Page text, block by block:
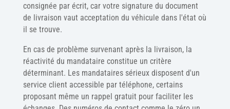
consignée par écrit, car votre signature du document
de livraison vaut acceptation du véhicule dans l'état où
il se trouve.
En cas de problème survenant après la livraison, la
réactivité du mandataire constitue un critère
déterminant. Les mandataires sérieux disposent d'un
service client accessible par téléphone, certains
proposant même un rappel gratuit pour faciliter les